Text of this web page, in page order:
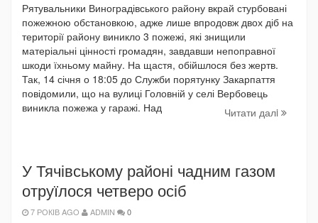
Рятувальники Виноградівського району вкрай стурбовані
пожежною обстановкою, адже лише впродовж двох діб на
території району виникло 3 пожежі, які знищили
матеріальні цінності громадян, завдавши непоправної
шкоди їхньому майну. На щастя, обійшлося без жертв.
Так, 14 січня о 18:05 до Служби порятунку Закарпаття
повідомили, що на вулиці Головній у селі Вербовець
виникла пожежа у гаражі. Над
Читати далi
У Тячівському районі чадним газом
отруїлося четверо осіб
7 РОКІВ AGO ADMIN 0